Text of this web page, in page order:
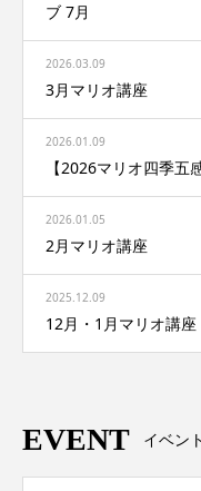
ブ 7月
2026.03.09
3月マリオ講座
2026.01.09
【2026マリオ四季
2026.01.05
2月マリオ講座
2025.12.09
12月・1月マリオ講座
EVENT イベント